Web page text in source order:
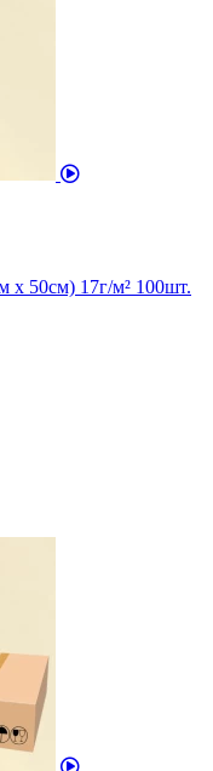
х 50см) 17г/м² 100шт.